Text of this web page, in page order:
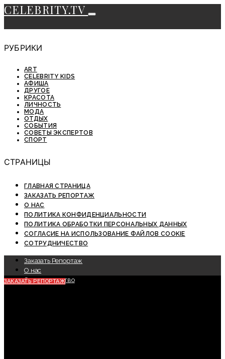
CELEBRITY.TV
РУБРИКИ
ART
CELEBRITY KIDS
АФИША
ДРУГОЕ
КРАСОТА
ЛИЧНОСТЬ
МОДА
ОТДЫХ
СОБЫТИЯ
СОВЕТЫ ЭКСПЕРТОВ
СПОРТ
СТРАНИЦЫ
ГЛАВНАЯ СТРАНИЦА
ЗАКАЗАТЬ РЕПОРТАЖ
О НАС
ПОЛИТИКА КОНФИДЕНЦИАЛЬНОСТИ
ПОЛИТИКА ОБРАБОТКИ ПЕРСОНАЛЬНЫХ ДАННЫХ
СОГЛАСИЕ НА ИСПОЛЬЗОВАНИЕ ФАЙЛОВ COOKIE
СОТРУДНИЧЕСТВО
Заказать Репортаж
О нас
Сотрудничество
ЗАКАЗАТЬ РЕПОРТАЖ